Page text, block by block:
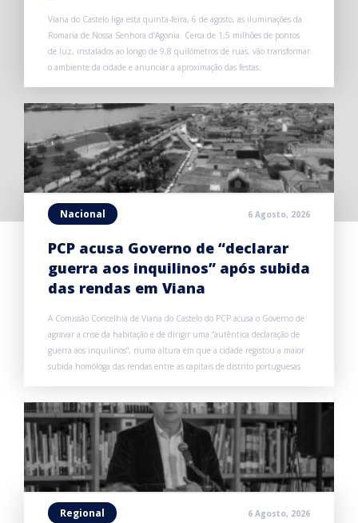
Viana do Castelo liga esta quinta-feira, 6 de agosto, as iluminações da
Romaria de Nossa Senhora d’Agonia. Cerca de 1,5 milhões de pontos
de luz, instalados ao longo de 9,8 quilómetros de ruas, vão transformar
o ambiente da cidade e anunciar a aproximação das festas.
Nacional 6 Agosto, 2026
PCP acusa Governo de “declarar
guerra aos inquilinos” após subida
das rendas em Viana
A Comissão Concelhia de Viana do Castelo do PCP acusa o Governo de
agravar a crise da habitação e de dirigir uma “autêntica declaração de
guerra aos inquilinos”, numa altura em que a cidade registou a maior
subida homóloga das rendas entre as capitais de distrito portuguesas.
Regional 6 Agosto, 2026